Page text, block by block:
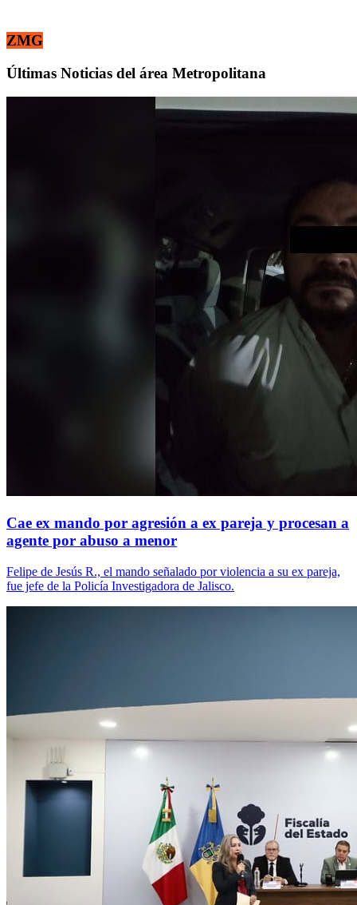
ZMG
Últimas Noticias del área Metropolitana
Cae ex mando por agresión a ex pareja y procesan a
agente por abuso a menor
Felipe de Jesús R., el mando señalado por violencia a su ex pareja,
fue jefe de la Policía Investigadora de Jalisco.